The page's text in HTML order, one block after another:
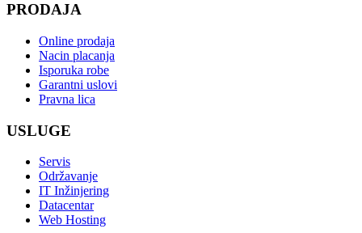
PRODAJA
Online prodaja
Nacin placanja
Isporuka robe
Garantni uslovi
Pravna lica
USLUGE
Servis
Održavanje
IT Inžinjering
Datacentar
Web Hosting